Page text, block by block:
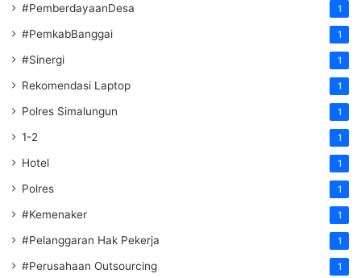
#PemberdayaanDesa 1
#PemkabBanggai 1
#Sinergi 1
Rekomendasi Laptop 1
Polres Simalungun 1
1-2 1
Hotel 1
Polres 1
#Kemenaker 1
#Pelanggaran Hak Pekerja 1
#Perusahaan Outsourcing 1